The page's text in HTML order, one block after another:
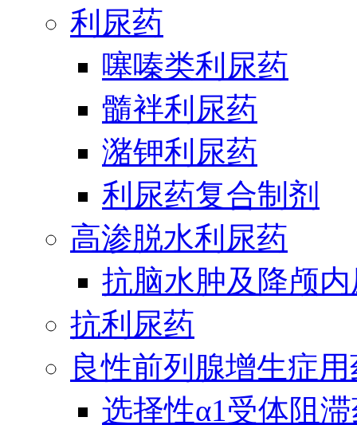
利尿药
噻嗪类利尿药
髓袢利尿药
潴钾利尿药
利尿药复合制剂
高渗脱水利尿药
抗脑水肿及降颅
抗利尿药
良性前列腺增生症
选择性α1受体阻